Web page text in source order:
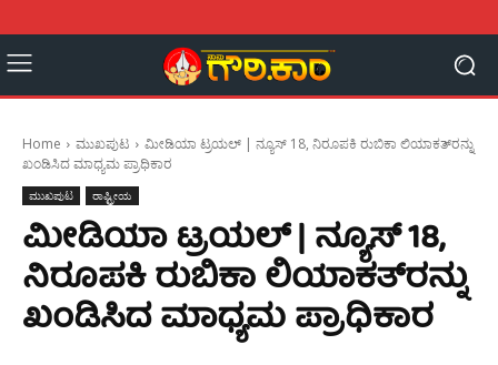
Home ಮುಖಪುಟ
ಮೀಡಿಯಾ ಟ್ರಯಲ್ | ನ್ಯೂಸ್ 18, ನಿರೂಪಕಿ ರುಬಿಕಾ ಲಿಯಾಕತ್‌ರನ್ನು
ಖಂಡಿಸಿದ ಮಾಧ್ಯಮ ಪ್ರಾಧಿಕಾರ
ಮುಖಪುಟ ರಾಷ್ಟ್ರೀಯ
ಮೀಡಿಯಾ ಟ್ರಯಲ್ | ನ್ಯೂಸ್ 18,
ನಿರೂಪಕಿ ರುಬಿಕಾ ಲಿಯಾಕತ್‌ರನ್ನು
ಖಂಡಿಸಿದ ಮಾಧ್ಯಮ ಪ್ರಾಧಿಕಾರ